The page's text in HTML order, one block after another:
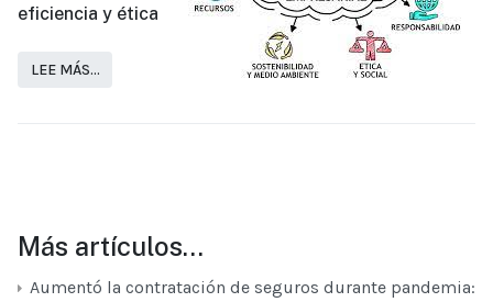
eficiencia y ética
LEE MÁS…
Más artículos…
Aumentó la contratación de seguros durante pandemia: